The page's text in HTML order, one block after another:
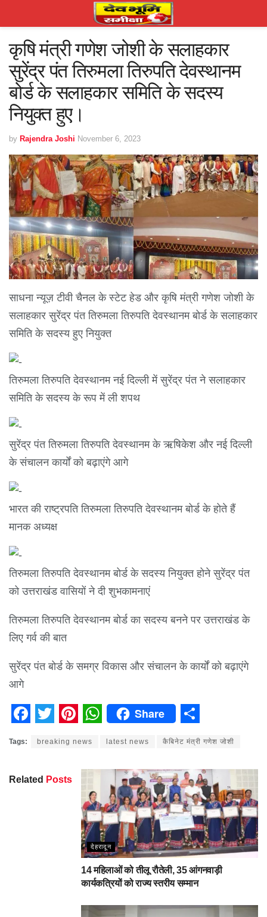
कृषि मंत्री गणेश जोशी के सलाहकार
सुरेंद्र पंत तिरुमला तिरुपति देवस्थानम
बोर्ड के सलाहकार समिति के सदस्य
नियुक्त हुए।
by Rajendra Joshi November 6, 2023
साधना न्यूज़ टीवी चैनल के स्टेट हेड और कृषि मंत्री गणेश जोशी के
सलाहकार सुरेंद्र पंत तिरुमला तिरुपति देवस्थानम बोर्ड के सलाहकार
समिति के सदस्य हुए नियुक्त
तिरुमला तिरुपति देवस्थानम नई दिल्ली में सुरेंद्र पंत ने सलाहकार
समिति के सदस्य के रूप में ली शपथ
सुरेंद्र पंत तिरुमला तिरुपति देवस्थानम के ऋषिकेश और नई दिल्ली
के संचालन कार्यों को बढ़ाएंगे आगे
भारत की राष्ट्रपति तिरुमला तिरुपति देवस्थानम बोर्ड के होते हैं
मानक अध्यक्ष
तिरुमला तिरुपति देवस्थानम बोर्ड के सदस्य नियुक्त होने सुरेंद्र पंत
को उत्तराखंड वासियों ने दी शुभकामनाएं
तिरुमला तिरुपति देवस्थानम बोर्ड का सदस्य बनने पर उत्तराखंड के
लिए गर्व की बात
सुरेंद्र पंत बोर्ड के समग्र विकास और संचालन के कार्यों को बढ़ाएंगे
आगे
WhatsApp
Share
Share
Tags: breaking news latest news कैबिनेट मंत्री गणेश जोशी
Related Posts
देहरादून
14 महिलाओं को तीलू रौतेली, 35 आंगनवाड़ी
कार्यकत्रियों को राज्य स्तरीय सम्मान